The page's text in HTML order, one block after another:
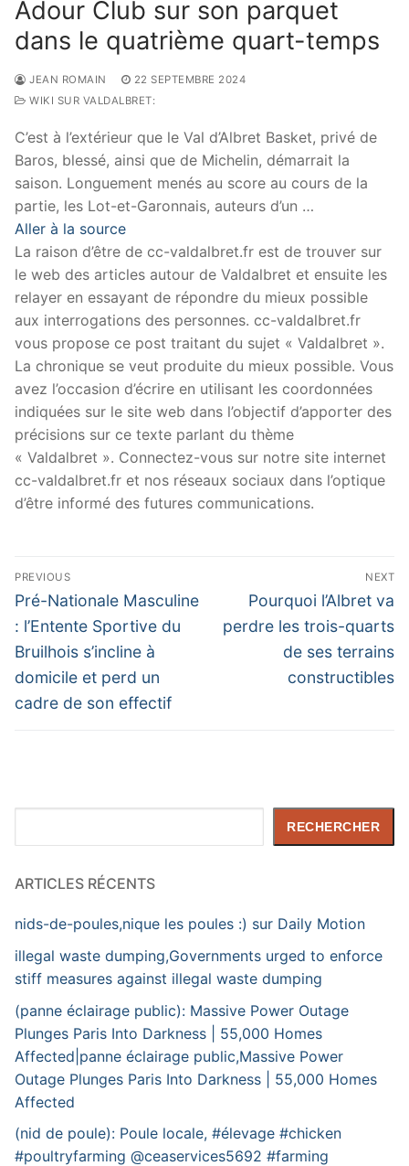
Adour Club sur son parquet
dans le quatrième quart-temps
JEAN ROMAIN
22 SEPTEMBRE 2024
WIKI SUR VALDALBRET:
C’est à l’extérieur que le Val d’Albret Basket, privé de
Baros, blessé, ainsi que de Michelin, démarrait la
saison. Longuement menés au score au cours de la
partie, les Lot-et-Garonnais, auteurs d’un …
Aller à la source
La raison d’être de cc-valdalbret.fr est de trouver sur
le web des articles autour de Valdalbret et ensuite les
relayer en essayant de répondre du mieux possible
aux interrogations des personnes. cc-valdalbret.fr
vous propose ce post traitant du sujet « Valdalbret ».
La chronique se veut produite du mieux possible. Vous
avez l’occasion d’écrire en utilisant les coordonnées
indiquées sur le site web dans l’objectif d’apporter des
précisions sur ce texte parlant du thème
« Valdalbret ». Connectez-vous sur notre site internet
cc-valdalbret.fr et nos réseaux sociaux dans l’optique
d’être informé des futures communications.
Navigation
de
l’article
PREVIOUS
Previous
post:
Pré-Nationale Masculine
: l’Entente Sportive du
Bruilhois s’incline à
domicile et perd un
cadre de son effectif
NEXT
Next
post:
Pourquoi l’Albret va
perdre les trois-quarts
de ses terrains
constructibles
RECHERCHER
ARTICLES RÉCENTS
nids-de-poules,nique les poules :) sur Daily Motion
illegal waste dumping,Governments urged to enforce
stiff measures against illegal waste dumping
(panne éclairage public): Massive Power Outage
Plunges Paris Into Darkness | 55,000 Homes
Affected|panne éclairage public,Massive Power
Outage Plunges Paris Into Darkness | 55,000 Homes
Affected
(nid de poule): Poule locale, #élevage #chicken
#poultryfarming @ceaservices5692 #farming